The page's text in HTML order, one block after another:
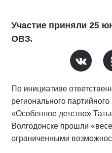
Участие приняли 25
ОВЗ.
По инициативе
регионального
«Особенное детство»
Волгодонске прошли
ограниченными